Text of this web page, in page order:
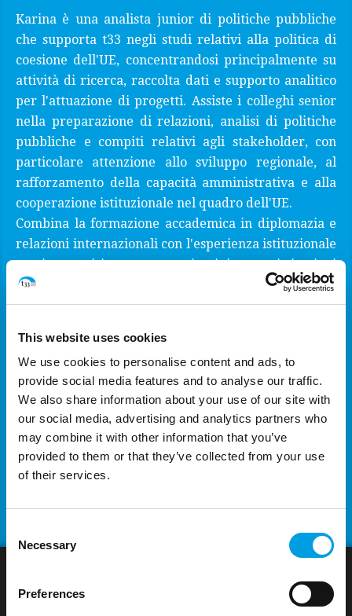
This website uses cookies
We use cookies to personalise content and ads, to
provide social media features and to analyse our traffic.
We also share information about your use of our site with
our social media, advertising and analytics partners who
may combine it with other information that you’ve
provided to them or that they’ve collected from your use
of their services.
Selection
Necessary
Preferences
Karina è una analista junior di politiche pubbliche
che supporta t33 negli studi relativi alla politica di
coesione dell'UE, concentrandosi principalmente su
attività di ricerca, raccolta dati e supporto analitico
per l'attuazione di progetti. Assiste i colleghi senior
nella preparazione di relazioni, analisi di politiche
pubbliche e compiti relativi agli stakeholder, con
particolare attenzione allo sviluppo regionale, al
rafforzamento della capacità amministrativa e alla
cooperazione istituzionale nel quadro dell'UE.
Combina la formazione accademica in diplomazia e
relazioni internazionali con l'esperienza istituzionale
pratica acquisita attraverso tirocini presso istituzioni
pubbliche europee e nazionali.
diplomatiche, relazioni internazionali e studi
europei, Università di Bucarest; Laurea triennale in
Lingue straniere, con specializzazione in arabo e
inglese, Università di Bucarest
Lingue di lavoro: Inglese, rumeno (madrelingua)